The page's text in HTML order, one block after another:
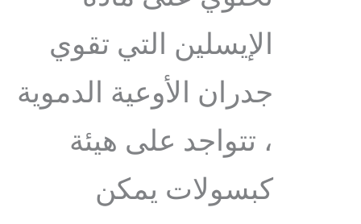
الإيسلين التي تقوي
جدران الأوعية الدموية
، تتواجد على هيئة
كبسولات يمكن